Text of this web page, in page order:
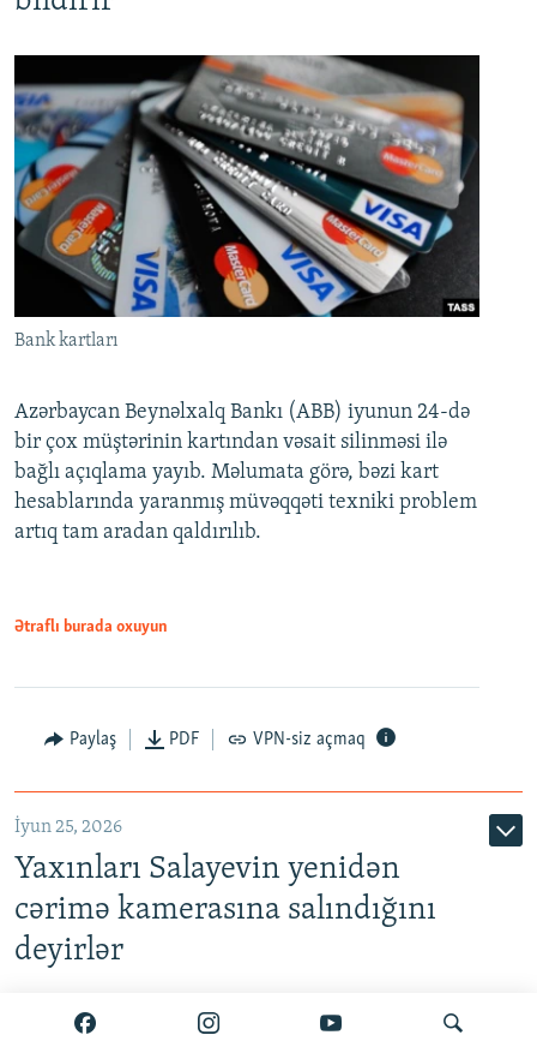
Bank kartları
Azərbaycan Beynəlxalq Bankı (ABB) iyunun 24-də
bir çox müştərinin kartından vəsait silinməsi ilə
bağlı açıqlama yayıb. Məlumata görə, bəzi kart
hesablarında yaranmış müvəqqəti texniki problem
artıq tam aradan qaldırılıb.
Ətraflı burada oxuyun
Paylaş PDF VPN-siz açmaq
İyun 25, 2026
Yaxınları Salayevin yenidən
cərimə kamerasına salındığını
deyirlər